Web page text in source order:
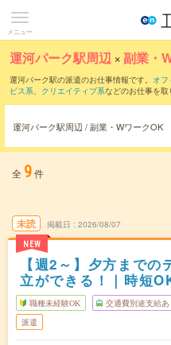
メニュー
運河パーク駅周辺 ×副業・
運河パーク駅の派遣のお仕事情報です。 オ
ビス系、 クリエイティブ系などのお仕事を
運河パーク駅周辺 / 副業・WワークOK
全 9件
未読
NEW
掲載日 2026/08/07
【週2～】夕方まで
立ができる！｜時短
職種未経験OK 交通費別途支給あ
派遣